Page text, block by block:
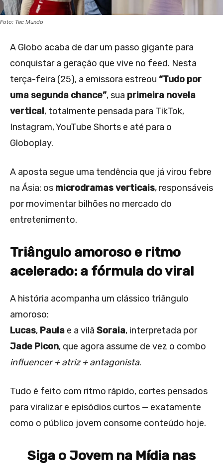
Foto: Tec Mundo
A Globo acaba de dar um passo gigante para
conquistar a geração que vive no feed. Nesta
terça-feira (25), a emissora estreou “Tudo por
uma segunda chance”, sua primeira novela
vertical, totalmente pensada para TikTok,
Instagram, YouTube Shorts e até para o
Globoplay.
A aposta segue uma tendência que já virou febre
na Ásia: os microdramas verticais, responsáveis
por movimentar bilhões no mercado do
entretenimento.
Triângulo amoroso e ritmo
acelerado: a fórmula do viral
A história acompanha um clássico triângulo
amoroso:
Lucas, Paula e a vilã Soraia, interpretada por
Jade Picon, que agora assume de vez o combo
influencer + atriz + antagonista.
Tudo é feito com ritmo rápido, cortes pensados
para viralizar e episódios curtos — exatamente
como o público jovem consome conteúdo hoje.
Siga o Jovem na Mídia nas